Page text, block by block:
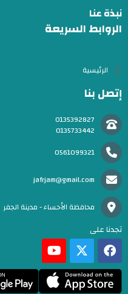
نبذة عنا
الروابط السريعة
الرئيسية
إتصل بنا
0135392827
0135733442
0561099321
jafrjam@gmail.com
محافظة الأحساء - مدينة الجفر
تجدنا على